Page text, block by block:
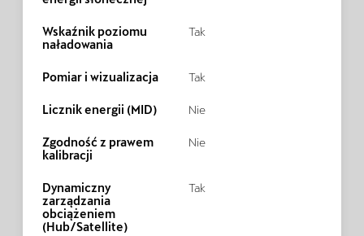
Wskaźnik poziomu
naładowania
Tak
Pomiar i wizualizacja Tak
Licznik energii (MID) Nie
Zgodność z prawem
kalibracji
Nie
Dynamiczny
zarządzania
obciążeniem
(Hub/Satellite)
Tak